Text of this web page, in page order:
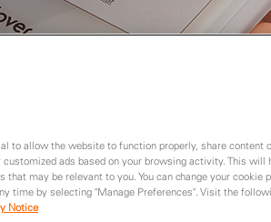
to allow the website to function properly, share content
ads based on your browsing activity. This will
may be relevant to you. You can change your cookie
time by selecting "Manage Preferences". Visit the
Notice